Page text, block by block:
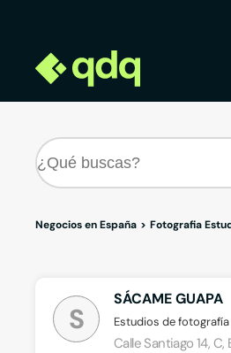
Negocios en España Fotografia
S
SÁCAME GUAPA
Estudios de fotografía
Calle Santiago 14,